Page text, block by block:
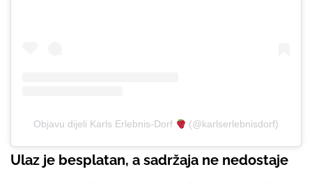
Objavu dijeli Karls Erlebnis-Dorf (@karlserlebnisdorf)
Ulaz je besplatan, a sadržaja ne nedostaje